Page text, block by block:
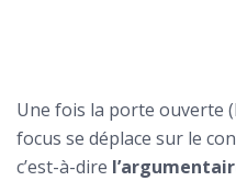
Une fois la porte ouverte
focus se déplace sur le
c’est-à-dire